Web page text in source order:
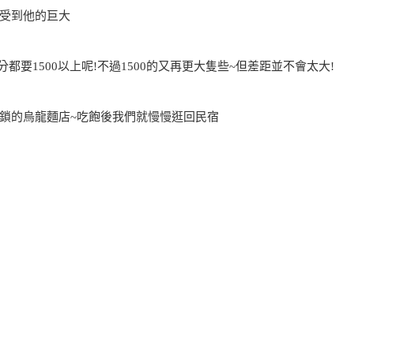
到他的巨大
都要1500以上呢!不過1500的又再更大隻些~但差距並不會太大!
的烏龍麵店~吃飽後我們就慢慢逛回民宿